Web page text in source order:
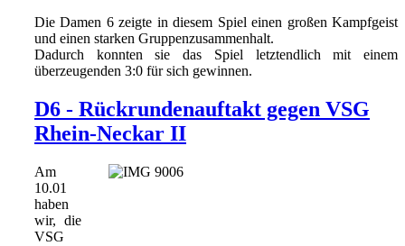
Die Damen 6 zeigte in diesem Spiel einen großen Kampfgeist
und einen starken Gruppenzusammenhalt.
Dadurch konnten sie das Spiel letztendlich mit einem
überzeugenden 3:0 für sich gewinnen.
D6 - Rückrundenauftakt gegen VSG
Rhein-Neckar II
Am
10.01
haben
wir, die
VSG